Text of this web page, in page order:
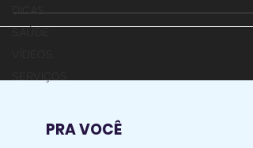
DICAS
PRA VOCÊ